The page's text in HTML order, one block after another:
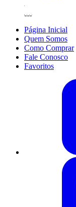
Página Inicial
Quem Somos
Como Comprar
Fale Conosco
Favoritos